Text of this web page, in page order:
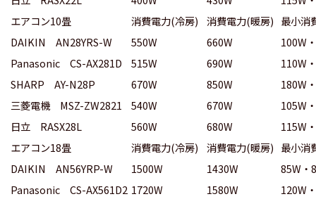
エアコン10畳
消費電力(冷房) 消費電力(暖房) 最小消
DAIKIN AN28YRS-W
550W 660W
100W
Panasonic CS-AX281D
515W 690W
110W
SHARP AY-N28P
670W 850W
180W
三菱電機 MSZ-ZW2821
540W 670W
105W
日立 RASX28L
560W 680W
115W
エアコン18畳
消費電力(冷房) 消費電力(暖房) 最小消
DAIKIN AN56YRP-W
1500W 1430W
85W・
Panasonic CS-AX561D2 1720W 1580W
120W